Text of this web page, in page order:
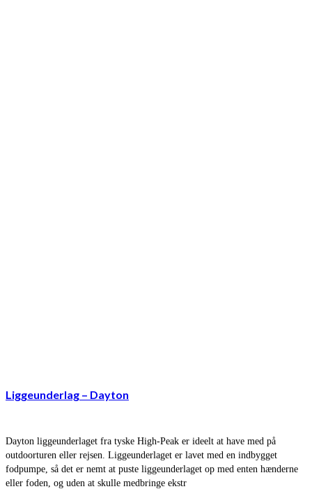
Liggeunderlag – Dayton
Dayton liggeunderlaget fra tyske High-Peak er ideelt at have med på
outdoorturen eller rejsen. Liggeunderlaget er lavet med en indbygget
fodpumpe, så det er nemt at puste liggeunderlaget op med enten hænderne
eller foden, og uden at skulle medbringe ekstr